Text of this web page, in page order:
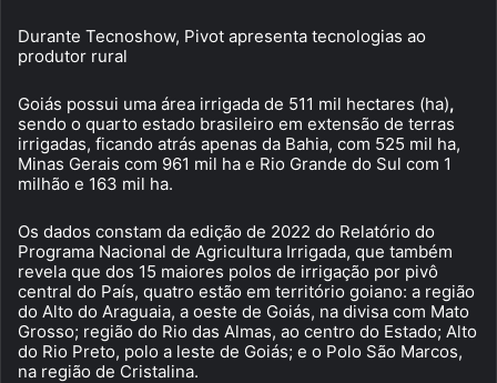
Durante Tecnoshow, Pivot apresenta tecnologias ao
produtor rural
Goiás possui uma área irrigada de 511 mil hectares (ha),
sendo o quarto estado brasileiro em extensão de terras
irrigadas, ficando atrás apenas da Bahia, com 525 mil ha,
Minas Gerais com 961 mil ha e Rio Grande do Sul com 1
milhão e 163 mil ha.
Os dados constam da edição de 2022 do Relatório do
Programa Nacional de Agricultura Irrigada, que também
revela que dos 15 maiores polos de irrigação por pivô
central do País, quatro estão em território goiano: a região
do Alto do Araguaia, a oeste de Goiás, na divisa com Mato
Grosso; região do Rio das Almas, ao centro do Estado; Alto
do Rio Preto, polo a leste de Goiás; e o Polo São Marcos,
na região de Cristalina.